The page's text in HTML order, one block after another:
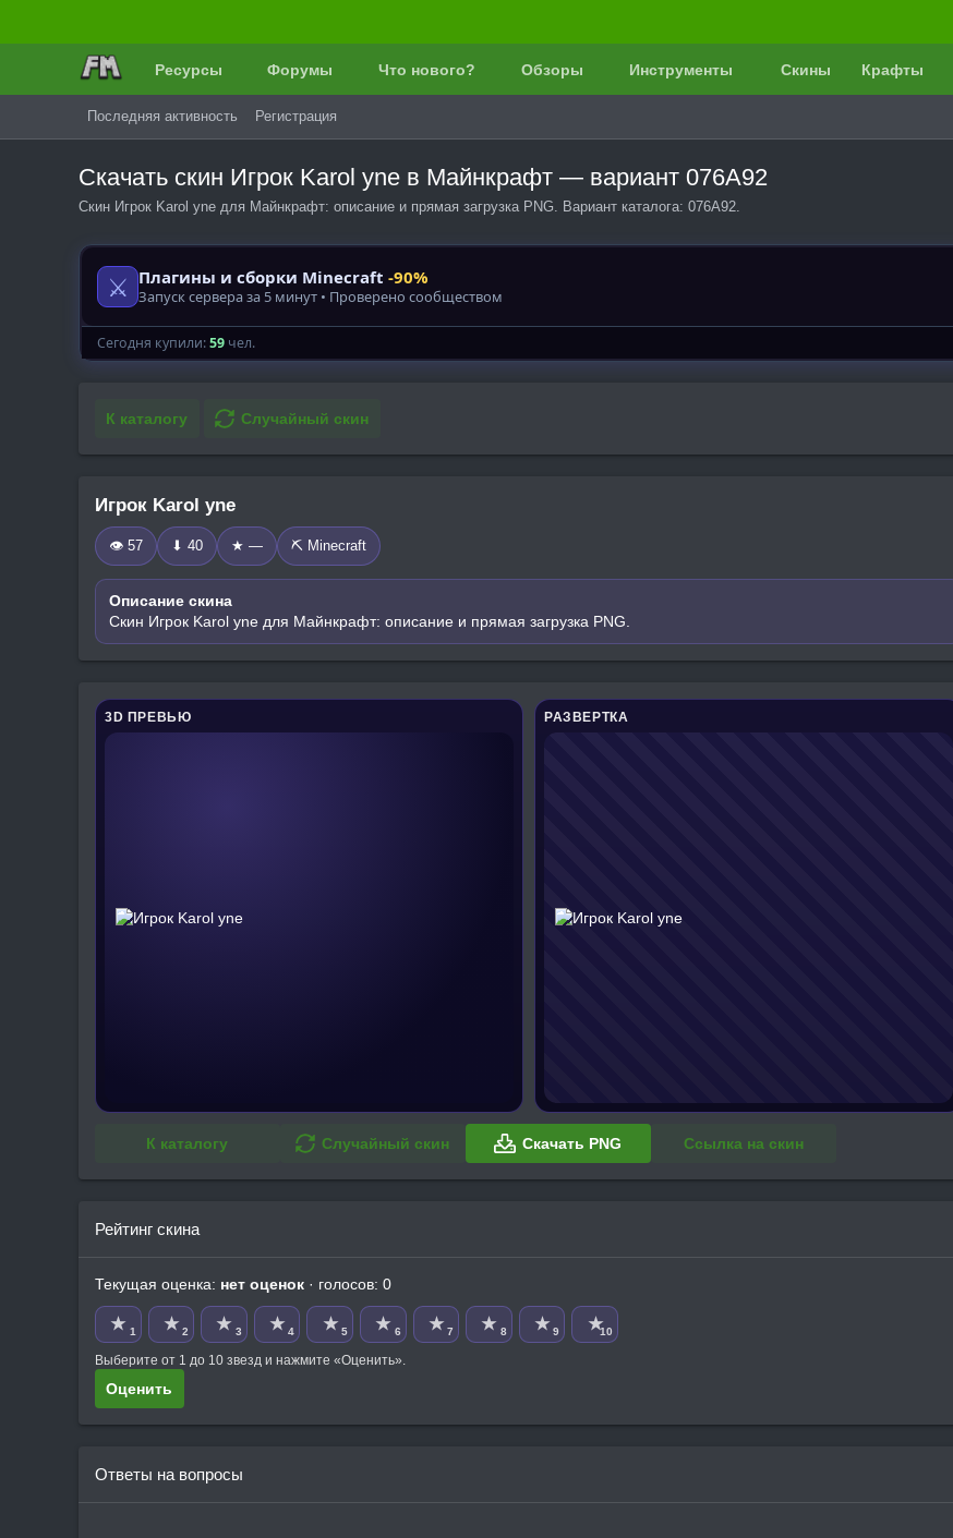
Ресурсы Форумы Что нового? Обзоры Инструменты Скины Крафты
Последняя активность Регистрация
Скачать скин Игрок Karol yne в Майнкрафт — вариант 076A92
Скин Игрок Karol yne для Майнкрафт: описание и прямая загрузка PNG. Вариант каталога: 076A92.
К каталогу Случайный скин
Игрок Karol yne
👁 57 ⬇ 40 ★ — ⛏️ Minecraft
Описание скина
Скин Игрок Karol yne для Майнкрафт: описание и прямая загрузка PNG.
3D ПРЕВЬЮ РАЗВЕРТКА
К каталогу Случайный скин Скачать PNG Ссылка на скин
Рейтинг скина
Текущая оценка: нет оценок · голосов: 0
★ 1 ★ 2 ★ 3 ★ 4 ★ 5 ★ 6 ★ 7 ★ 8 ★ 9 ★10
Выберите от 1 до 10 звезд и нажмите «Оценить».
Оценить
Ответы на вопросы